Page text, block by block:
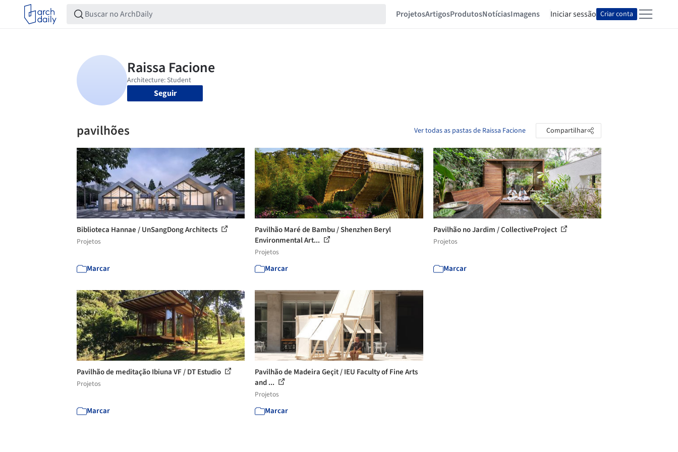
ProjetosArtigosProdutosNotíciasImagens Iniciar sessão Criar conta
Seguir
pavilhões Ver todas as pastas de Raissa Facione Compartilhar
Biblioteca Hannae / UnSangDong Architects
Projetos
Marcar
Pavilhão Maré de Bambu / Shenzhen Beryl
Environmental Art...
Projetos
Marcar
Pavilhão no Jardim / CollectiveProject
Projetos
Marcar
Pavilhão de meditação Ibiuna VF / DT Estudio
Projetos
Marcar
Pavilhão de Madeira Geçit / IEU Faculty of Fine Arts
and ...
Projetos
Marcar